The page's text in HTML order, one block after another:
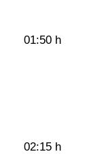
01:50 h
02:15 h